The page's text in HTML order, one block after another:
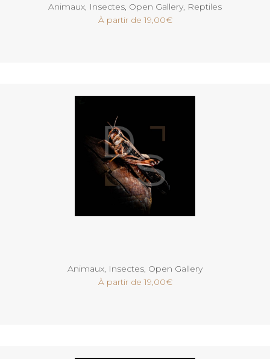
Animaux, Insectes, Open Gallery, Reptiles
À partir de19,00€
Animaux, Insectes, Open Gallery
À partir de19,00€